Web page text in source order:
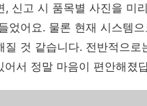
, 신고 시 품목별 사진을 미
었어요. 물론 현재 시스템
것 같습니다. 전반적으로
서 정말 마음이 편안해졌